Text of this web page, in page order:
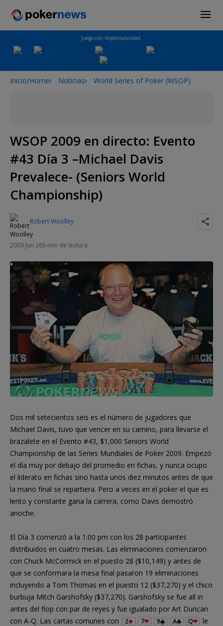
Juego con responsabilidad.
Inicio/Home Noticias World Series of Poker (WSOP)
WSOP 2009 en directo: Evento
#43 Día 3 –Michael Davis
Prevalece- (Seniors World
Championship)
Robert Woolley
2009 Jun 265 min de lectura
Dos mil setecientos seis es el número de jugadores que
Michael Davis, tuvo que vencer en su camino, para llevarse el
brazalete en el Evento #43, $1,000 Seniors World
Championship de las Series Mundiales de Poker 2009. Empezó
el día muy por debajo del promedio en fichas, y nunca ocupo
el liderato en fichas sino hasta unos diez minutos antes de que
la mano final se repartiera. Pero a veces en el poker el que es
lento y constante gana la carrera, como Davis demostró
anoche.
El Día 3 comenzó a la 1:00 pm con los 28 participantes
distribuidos en cuatro mesas. Las eliminaciones comenzaron
con Chuck McCormick en el puesto 28 ($10,149) y antes de
que se conformara la mesa final pasaron 19 eliminaciones
incluyendo a Tom Thomas en el puesto 12 ($37,270) y el chico
burbuja Mitch Garshofsky ($37,270). Garshofsky se fue all in
antes del flop con par de reyes y fue igualado por Art Duncan
con A-Q. Las cartas comunes con
2 7 9 A Q
le